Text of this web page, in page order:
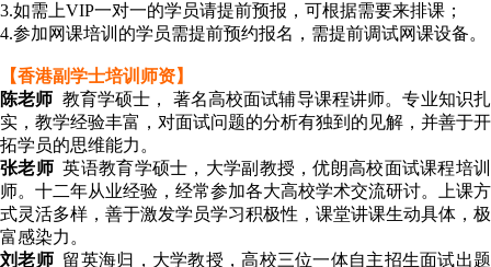
3.如需上VIP一对一的学员请提前预报，可根据需要来排课；
4.参加网课培训的学员需提前预约报名，需提前调试网课设备。
【香港副学士培训师资】
陈老师 教育学硕士， 著名高校面试辅导课程讲师。专业知识扎
实，教学经验丰富，对面试问题的分析有独到的见解，并善于开
拓学员的思维能力。
张老师英语教育学硕士，大学副教授，优朗高校面试课程培训
师。十二年从业经验，经常参加各大高校学术交流研讨。上课方
式灵活多样，善于激发学员学习积极性，课堂讲课生动具体，极
富感染力。
刘老师留英海归，大学教授，高校三位一体自主招生面试出题